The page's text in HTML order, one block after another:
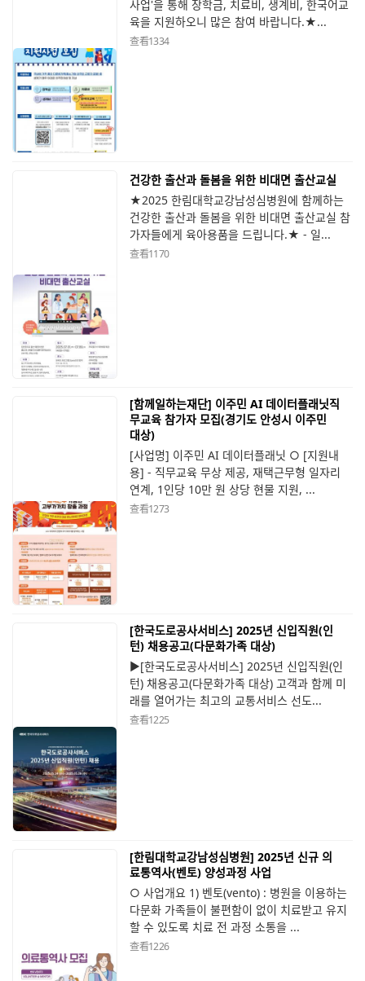
사업'을 통해 장학금, 치료비, 생계비, 한국어교
육을 지원하오니 많은 참여 바랍니다.★...
查看1334
건강한 출산과 돌봄을 위한 비대면 출산교실
★2025 한림대학교강남성심병원에 함께하는
건강한 출산과 돌봄을 위한 비대면 출산교실 참
가자들에게 육아용품을 드립니다.★ - 일...
查看1170
[함께일하는재단] 이주민 AI 데이터플래닛직
무교육 참가자 모집(경기도 안성시 이주민
대상)
[사업명] 이주민 AI 데이터플래닛 ○ [지원내
용] - 직무교육 무상 제공, 재택근무형 일자리
연계, 1인당 10만 원 상당 현물 지원, ...
查看1273
[한국도로공사서비스] 2025년 신입직원(인
턴) 채용공고(다문화가족 대상)
▶[한국도로공사서비스] 2025년 신입직원(인
턴) 채용공고(다문화가족 대상) 고객과 함께 미
래를 열어가는 최고의 교통서비스 선도...
查看1225
[한림대학교강남성심병원] 2025년 신규 의
료통역사(벤토) 양성과정 사업
○ 사업개요 1) 벤토(vento) : 병원을 이용하는
다문화 가족들이 불편함이 없이 치료받고 유지
할 수 있도록 치료 전 과정 소통을 ...
查看1226